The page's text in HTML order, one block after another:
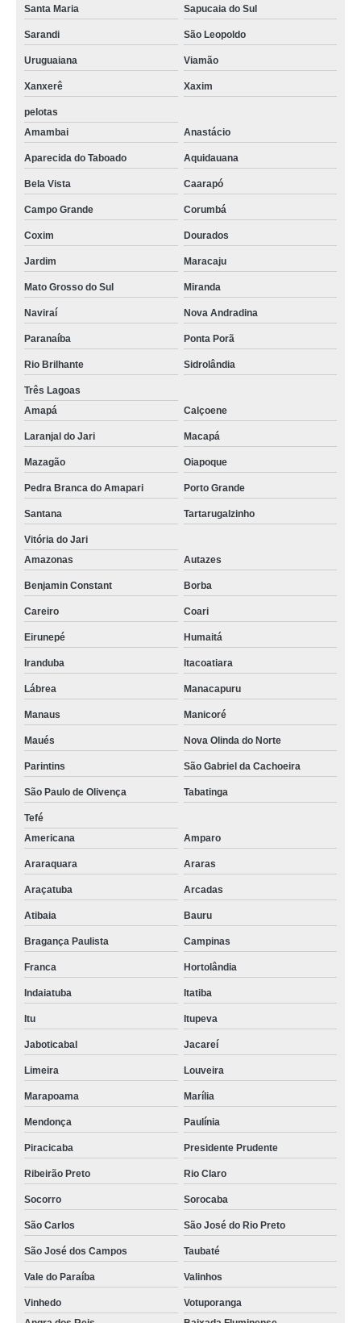
Santa Maria Sapucaia do Sul
Sarandi São Leopoldo
Uruguaiana Viamão
Xanxerê Xaxim
pelotas
Amambai
Anastácio
Aparecida do Taboado Aquidauana
Bela Vista Caarapó
Campo Grande Corumbá
Coxim Dourados
Jardim Maracaju
Mato Grosso do Sul Miranda
Naviraí Nova Andradina
Paranaíba Ponta Porã
Rio Brilhante Sidrolândia
Três Lagoas
Amapá
Calçoene
Laranjal do Jari Macapá
Mazagão Oiapoque
Pedra Branca do Amapari Porto Grande
Santana Tartarugalzinho
Vitória do Jari
Amazonas
Autazes
Benjamin Constant Borba
Careiro Coari
Eirunepé Humaitá
Iranduba Itacoatiara
Lábrea Manacapuru
Manaus Manicoré
Maués Nova Olinda do Norte
Parintins São Gabriel da Cachoeira
São Paulo de Olivença Tabatinga
Tefé
Americana
Amparo
Araraquara Araras
Araçatuba Arcadas
Atibaia Bauru
Bragança Paulista Campinas
Franca Hortolândia
Indaiatuba Itatiba
Itu Itupeva
Jaboticabal Jacareí
Limeira Louveira
Marapoama Marília
Mendonça Paulínia
Piracicaba Presidente Prudente
Ribeirão Preto Rio Claro
Socorro Sorocaba
São Carlos São José do Rio Preto
São José dos Campos Taubaté
Vale do Paraíba Valinhos
Vinhedo
Votuporanga